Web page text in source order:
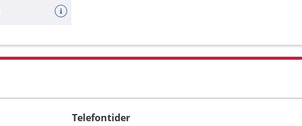
Telefontider